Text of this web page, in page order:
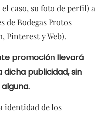
caso, su foto de perfil) a
de Bodegas Protos
Pinterest y Web).
promoción llevará
publicidad, sin
identidad de los